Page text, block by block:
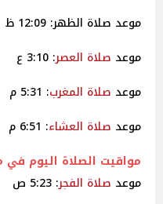
موعد صلاة الظهر: 12:09 ظ
موعد صلاة العصر: 3:10 ع
موعد صلاة المغرب: 5:31 م
موعد صلاة العشاء: 6:51 م
مواقيت الصلاة اليوم في
موعد صلاة الفجر: 5:23 ص